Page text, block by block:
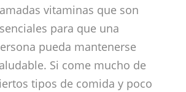
vitaminas que son
para que una
pueda mantenerse
Si come mucho de
tipos de comida y poco